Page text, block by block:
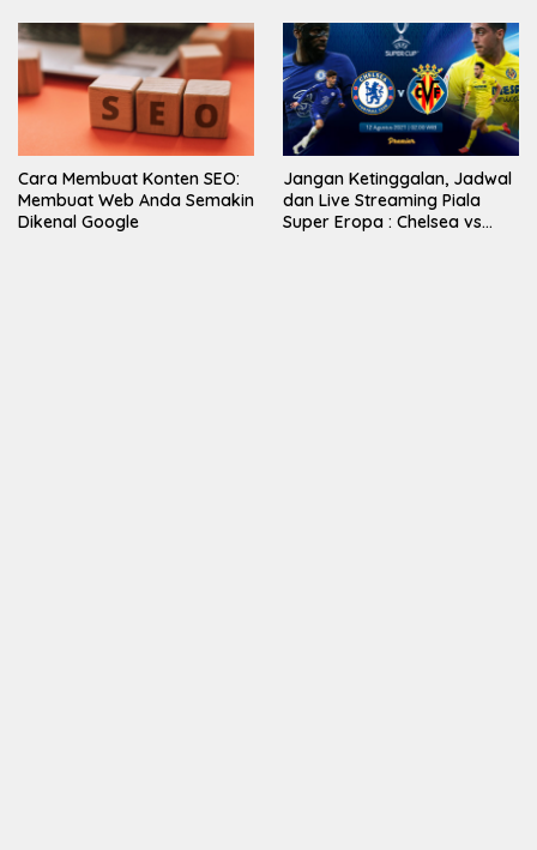
Cara Membuat Konten SEO:
Membuat Web Anda Semakin
Dikenal Google
Jangan Ketinggalan, Jadwal
dan Live Streaming Piala
Super Eropa : Chelsea vs